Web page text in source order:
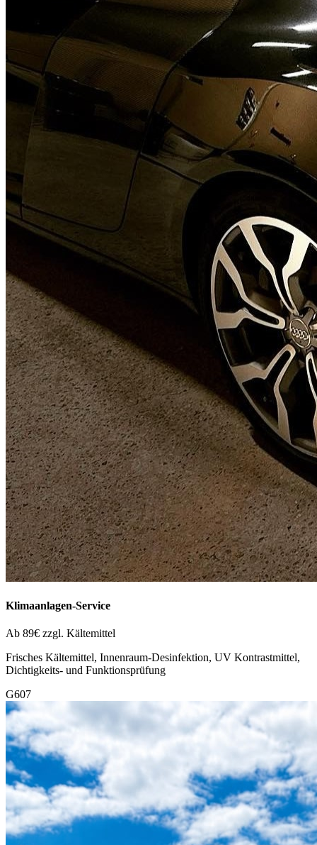
Klimaanlagen-Service
Ab 89€ zzgl. Kältemittel
Frisches Kältemittel, Innenraum-Desinfektion, UV Kontrastmittel,
Dichtigkeits- und Funktionsprüfung
G607